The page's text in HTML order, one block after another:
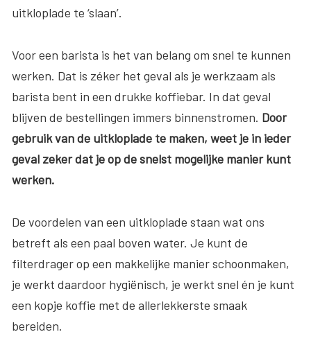
uitkloplade te ‘slaan’.
Voor een barista is het van belang om snel te kunnen
werken. Dat is zéker het geval als je werkzaam als
barista bent in een drukke koffiebar. In dat geval
blijven de bestellingen immers binnenstromen. Door
gebruik van de uitkloplade te maken, weet je in ieder
geval zeker dat je op de snelst mogelijke manier kunt
werken.
De voordelen van een uitkloplade staan wat ons
betreft als een paal boven water. Je kunt de
filterdrager op een makkelijke manier schoonmaken,
je werkt daardoor hygiënisch, je werkt snel én je kunt
een kopje koffie met de allerlekkerste smaak
bereiden.